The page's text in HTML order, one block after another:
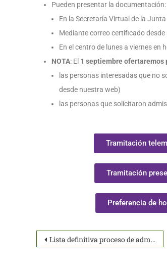
Pueden presentar la documentación:
En la Secretaría Virtual de la
Mediante correo certificado
En el centro de lunes a viernes en
NOTA: El 1 septiembre ofertaremos
las personas interesadas que no
desde nuestra web)
las personas que solicitaron
Tramitación
Tramitación
Preferencia de
Lista definitiva proceso de admisión